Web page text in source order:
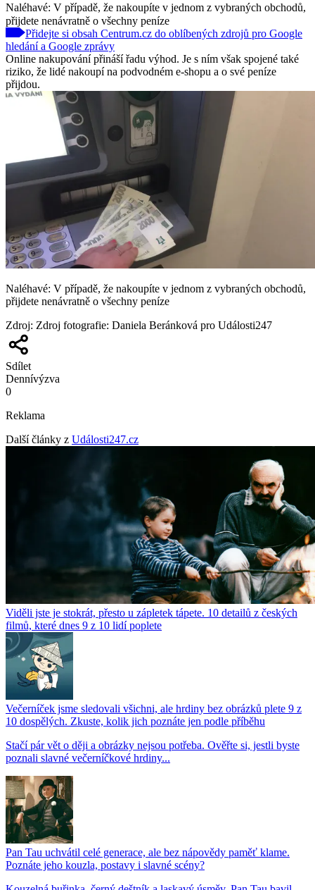
Naléhavé: V případě, že nakoupíte v jednom z vybraných obchodů,
přijdete nenávratně o všechny peníze
Přidejte si obsah Centrum.cz do oblíbených zdrojů pro Google
hledání a Google zprávy
Online nakupování přináší řadu výhod. Je s ním však spojené také
riziko, že lidé nakoupí na podvodném e-shopu a o své peníze
přijdou.
Naléhavé: V případě, že nakoupíte v jednom z vybraných obchodů,
přijdete nenávratně o všechny peníze
Zdroj: Zdroj fotografie: Daniela Beránková pro Události247
Sdílet
Dennívýzva
0
Reklama
Další články z Události247.cz
Viděli jste je stokrát, přesto u zápletek tápete. 10 detailů z českých
filmů, které dnes 9 z 10 lidí poplete
Večerníček jsme sledovali všichni, ale hrdiny bez obrázků plete 9 z
10 dospělých. Zkuste, kolik jich poznáte jen podle příběhu
Stačí pár vět o ději a obrázky nejsou potřeba. Ověřte si, jestli byste
poznali slavné večerníčkové hrdiny...
Pan Tau uchvátil celé generace, ale bez nápovědy paměť klame.
Poznáte jeho kouzla, postavy i slavné scény?